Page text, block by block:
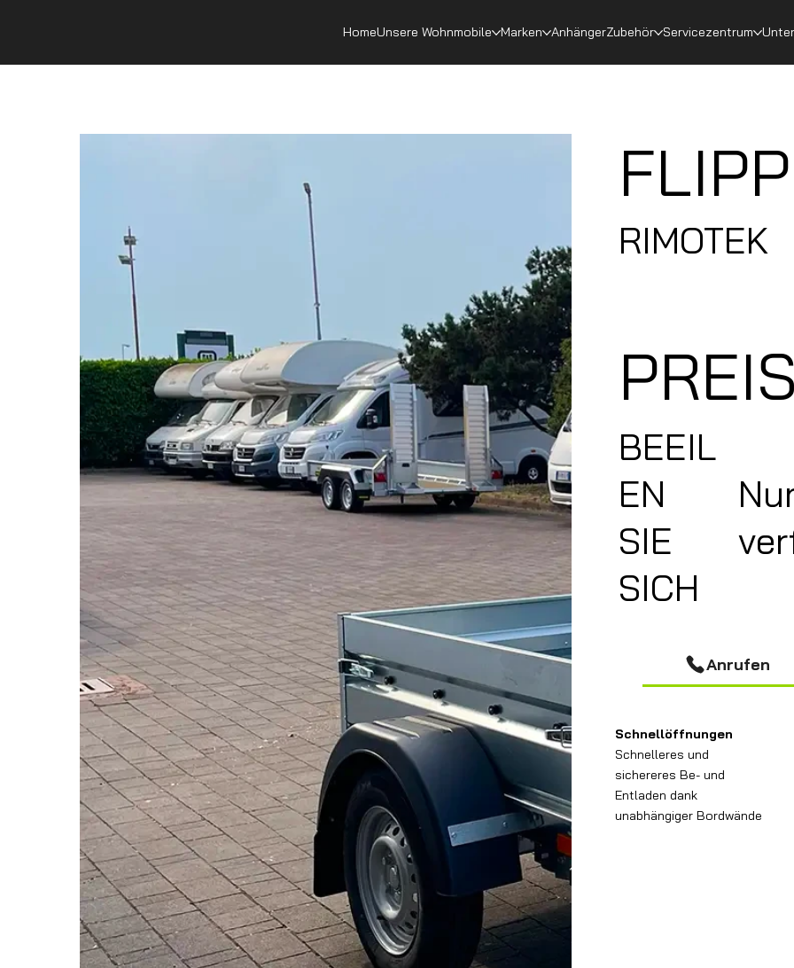
HomeUnsere Wohnmobile Marken AnhängerZubehör Servicezentrum
RIMOTEK
BEEIL
EN
SIE
SICH
Anrufen
Schnellöffnungen
Schnelleres und
sichereres Be- und
Entladen dank
unabhängiger Bordwände